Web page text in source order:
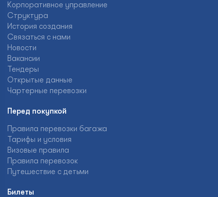
Корпоративное управление
Структура
История создания
Связаться с нами
Новости
Вакансии
Тендеры
Открытые данные
Чартерные перевозки
Перед покупкой
Правила перевозки багажа
Тарифы и условия
Визовые правила
Правила перевозок
Путешествие с детьми
Билеты